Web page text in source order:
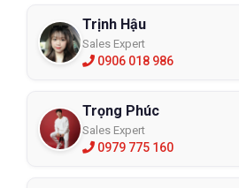
Trịnh Hậu
Sales Expert
0906 018 986
Trọng Phúc
Sales Expert
0979 775 160